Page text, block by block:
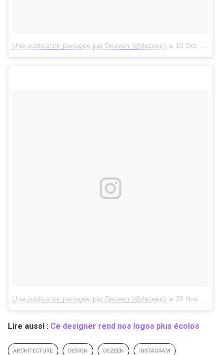
Une publication partagée par Dezeen (@dezeen) le 10 Oct. 2017 à 8h59 PDT
Une publication partagée par Dezeen (@dezeen) le 20 Nov. 2017 à 5h40 PST
Lire aussi : Ce designer rend nos logos plus écolos
ARCHITECTURE DESIGN DEZEEN INSTAGRAM